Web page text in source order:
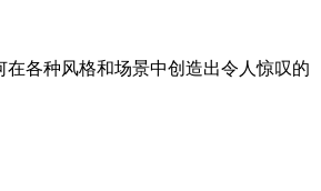
在各种风格和场景中创造出令人惊叹的